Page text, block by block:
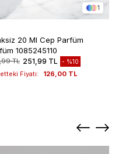
1
20 Ml Cep Parfüm
1085245110
TL 251,99 TL %10
Fiyatı: 126,00 TL